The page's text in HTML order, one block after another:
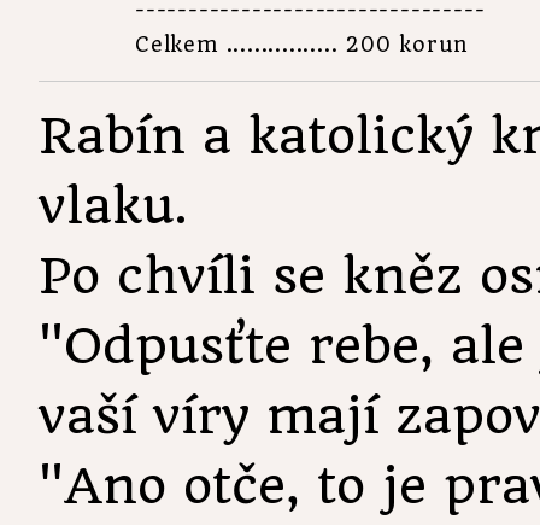
---------------------------------
Celkem ................ 200 korun
Rabín a katolický
vlaku.
Po chvíli se kněz
"Odpusťte rebe,
vaší víry mají
"Ano otče, to je